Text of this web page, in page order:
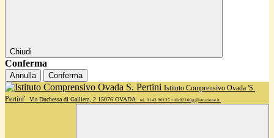
Chiudi
Conferma
Annulla Conferma
Istituto Comprensivo Ovada 'S.
Pertini'
Via Duchessa di Galliera, 2 15076 OVADA tel. 0143 80135 • alic82100g@istruzione.it